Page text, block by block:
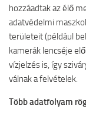
hozzáadtak az élő
adatvédelmi
területeit (például
kamerák lencséje
vízjelzés is, így
válnak a felvételek.
Több adatfolyam